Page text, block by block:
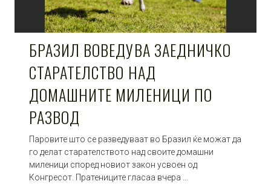
БРАЗИЛ ВОВЕДУВА ЗАЕДНИЧКО
СТАРАТЕЛСТВО НАД
ДОМАШНИТЕ МИЛЕНИЦИ ПО
РАЗВОД
Паровите што се разведуваат во Бразил ќе можат да
го делат старателството над своите домашни
миленици според новиот закон усвоен од
Конгресот. Пратениците гласаа вчера …